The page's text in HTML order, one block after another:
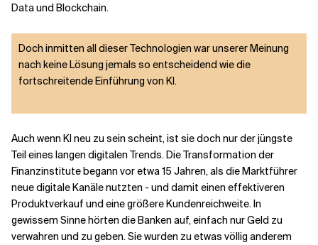
Data und Blockchain.
Doch inmitten all dieser Technologien war unserer Meinung
nach keine Lösung jemals so entscheidend wie die
fortschreitende Einführung von KI.
Auch wenn KI neu zu sein scheint, ist sie doch nur der jüngste
Teil eines langen digitalen Trends. Die Transformation der
Finanzinstitute begann vor etwa 15 Jahren, als die Marktführer
neue digitale Kanäle nutzten - und damit einen effektiveren
Produktverkauf und eine größere Kundenreichweite. In
gewissem Sinne hörten die Banken auf, einfach nur Geld zu
verwahren und zu geben. Sie wurden zu etwas völlig anderem